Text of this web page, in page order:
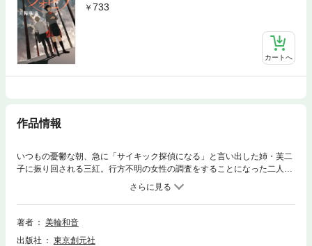
733
カートへ
作品情報
いつもの憂鬱な朝、急に「サイキック探偵になる」と言い出した姉・芙二
子に振り回される三紅。行方不明の女性の調査をすることになった二人
は、事故物件を扱う不動産屋の神凪怜と出会う。三紅の心酔する霊能者に
似たクールな印象の男性だが、どこか胡散臭い。しかし、偶然に三紅が神
凪に触れた瞬間、聴力を失ったはずの右耳から、不思議な声が聞こえてく
る。その一方、神凪も見えないはずのモノが見えているらしい――。デビ
著者
美輪和音
出版社
東京創元社